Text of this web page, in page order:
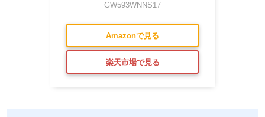
GW593WNNS17
Amazonで見る
楽天市場で見る